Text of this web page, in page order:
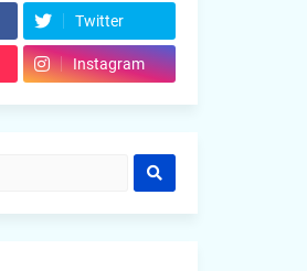
Twitter
Instagram